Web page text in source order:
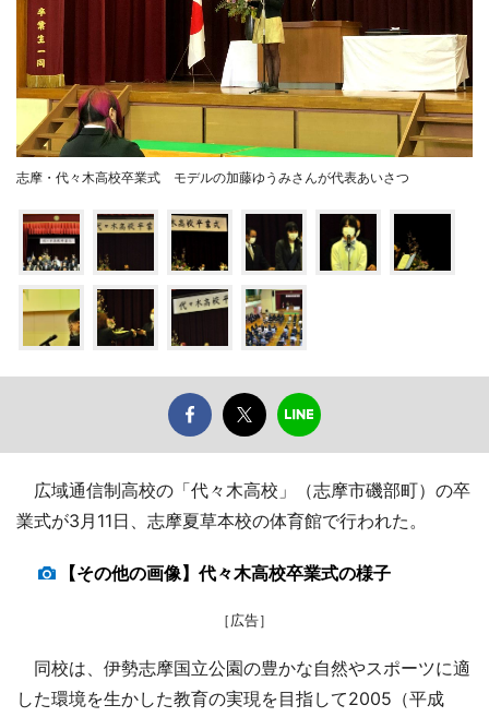
志摩・代々木高校卒業式 モデルの加藤ゆうみさんが代表あいさつ
広域通信制高校の「代々木高校」（志摩市磯部町）の卒
業式が3月11日、志摩夏草本校の体育館で行われた。
【その他の画像】代々木高校卒業式の様子
［広告］
同校は、伊勢志摩国立公園の豊かな自然やスポーツに適
した環境を生かした教育の実現を目指して2005（平成